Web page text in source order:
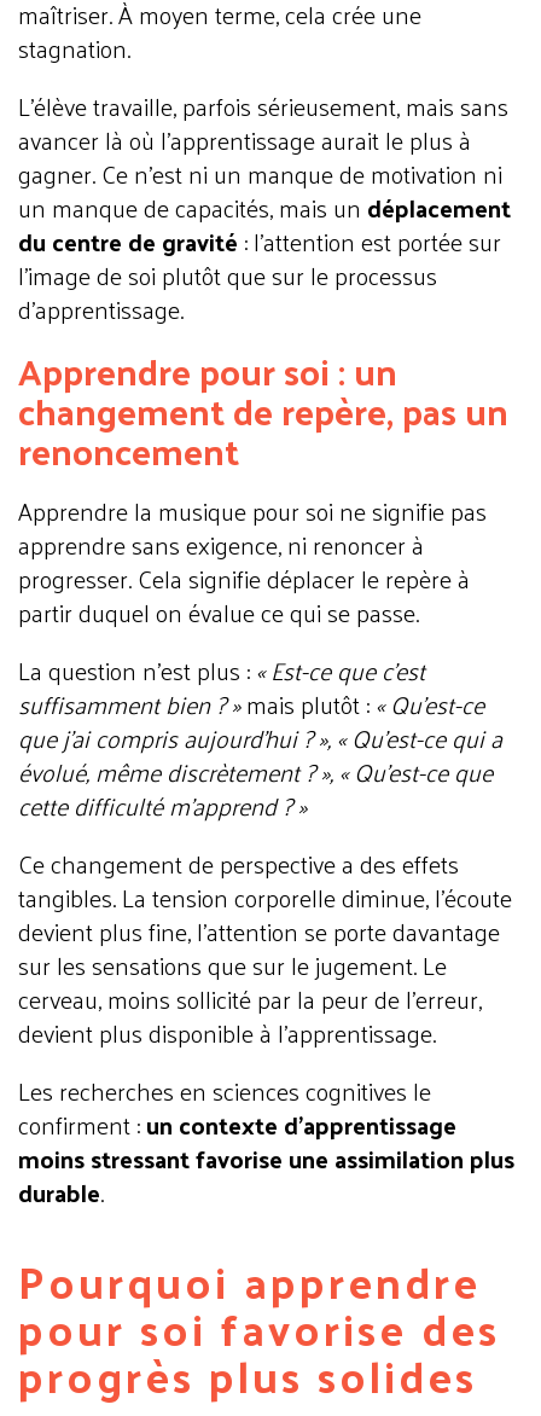
maîtriser. À moyen terme, cela crée une
stagnation.
L’élève travaille, parfois sérieusement, mais sans
avancer là où l’apprentissage aurait le plus à
gagner. Ce n’est ni un manque de motivation ni
un manque de capacités, mais un déplacement
du centre de gravité: l’attention est portée sur
l’image de soi plutôt que sur le processus
d’apprentissage.
Apprendre pour soi : un
changement de repère, pas un
renoncement
Apprendre la musique pour soi ne signifie pas
apprendre sans exigence, ni renoncer à
progresser. Cela signifie déplacer le repère à
partir duquel on évalue ce qui se passe.
La question n'est plus :« Est-ce que c’est
suffisamment bien ? »mais plutôt :« Qu’est-ce
que j’ai compris aujourd’hui ? »,« Qu’est-ce qui a
évolué, même discrètement ? »,« Qu’est-ce que
cette difficulté m’apprend ? »
Ce changement de perspective a des effets
tangibles. La tension corporelle diminue, l’écoute
devient plus fine, l’attention se porte davantage
sur les sensations que sur le jugement. Le
cerveau, moins sollicité par la peur de l’erreur,
devient plus disponible à l’apprentissage.
Les recherches en sciences cognitives le
confirment :un contexte d’apprentissage
moins stressant favorise une assimilation plus
durable.
Pourquoi apprendre
pour soi favorise des
progrès plus solides